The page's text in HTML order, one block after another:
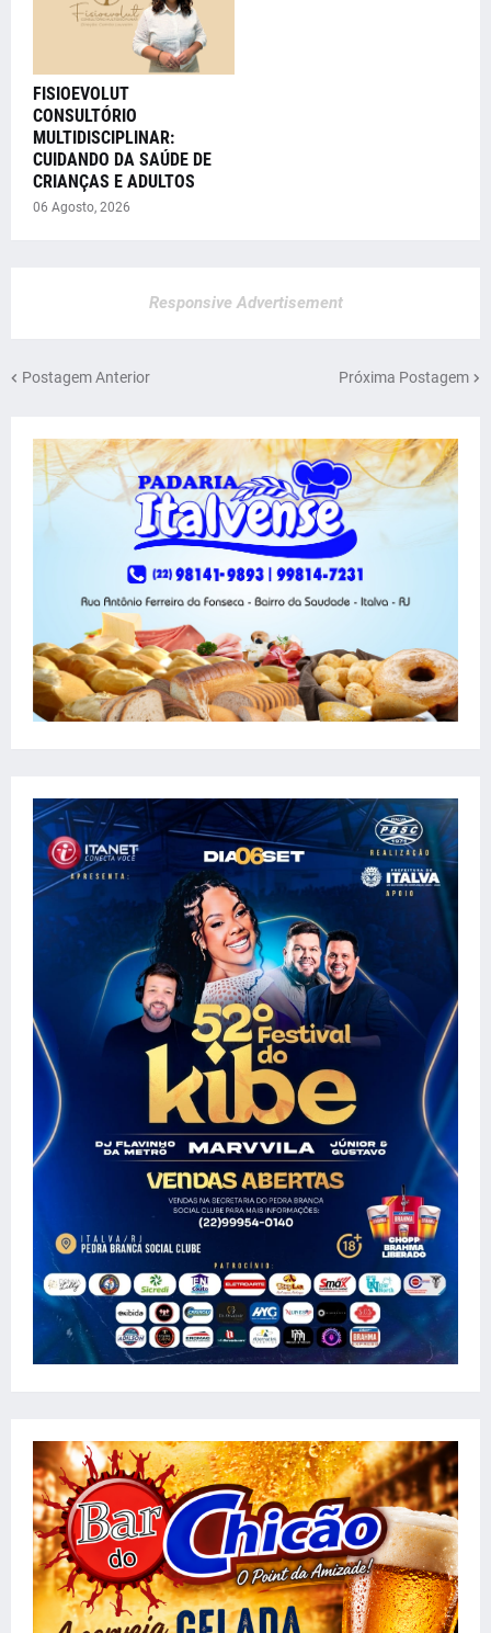
FISIOEVOLUT
CONSULTÓRIO
MULTIDISCIPLINAR:
CUIDANDO DA SAÚDE DE
CRIANÇAS E ADULTOS
06 Agosto, 2026
Responsive Advertisement
Postagem Anterior Próxima Postagem